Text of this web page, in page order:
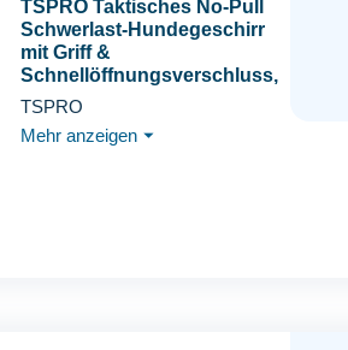
TSPRO Taktisches No-Pull
Schwerlast-Hundegeschirr
mit Griff &
Schnellöffnungsverschluss,
Stabil Adjustierbar für
Hunde zum Wandern und
TSPRO
Mehr anzeigen ⏷